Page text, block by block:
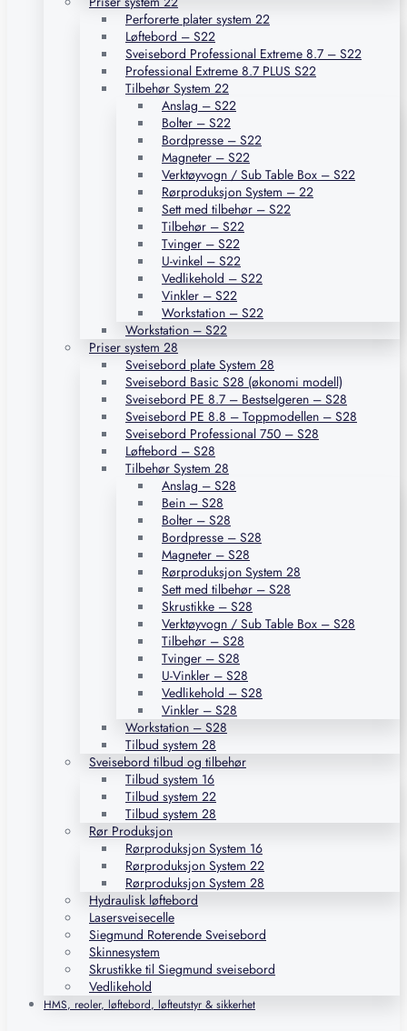
Perforerte plater system 22
Løftebord – S22
Sveisebord Professional Extreme 8.7 – S22
Professional Extreme 8.7 PLUS S22
Tilbehør System 22
Anslag – S22
Bolter – S22
Bordpresse – S22
Magneter – S22
Verktøyvogn / Sub Table Box – S22
Rørproduksjon System – 22
Sett med tilbehør – S22
Tilbehør – S22
Tvinger – S22
U-vinkel – S22
Vedlikehold – S22
Vinkler – S22
Workstation – S22
Workstation – S22
Priser system 28
Sveisebord plate System 28
Sveisebord Basic S28 (økonomi modell)
Sveisebord PE 8.7 – Bestselgeren – S28
Sveisebord PE 8.8 – Toppmodellen – S28
Sveisebord Professional 750 – S28
Løftebord – S28
Tilbehør System 28
Anslag – S28
Bein – S28
Bolter – S28
Bordpresse – S28
Magneter – S28
Rørproduksjon System 28
Sett med tilbehør – S28
Skrustikke – S28
Verktøyvogn / Sub Table Box – S28
Tilbehør – S28
Tvinger – S28
U-Vinkler – S28
Vedlikehold – S28
Vinkler – S28
Workstation – S28
Tilbud system 28
Sveisebord tilbud og tilbehør
Tilbud system 16
Tilbud system 22
Tilbud system 28
Rør Produksjon
Rørproduksjon System 16
Rørproduksjon System 22
Rørproduksjon System 28
Hydraulisk løftebord
Lasersveisecelle
Siegmund Roterende Sveisebord
Skinnesystem
Skrustikke til Siegmund sveisebord
Vedlikehold
HMS, reoler, løftebord, løfteutstyr & sikkerhet